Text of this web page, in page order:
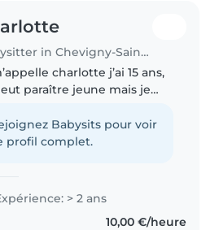
Babysitter in Chevigny-Saint-Sauveur
charlotte j’ai 15 ans,
paraître jeune mais je
expériences avec les
garde des enfants des
Babysits pour voir
profil complet.
> 2 ans
10,00 €/heure